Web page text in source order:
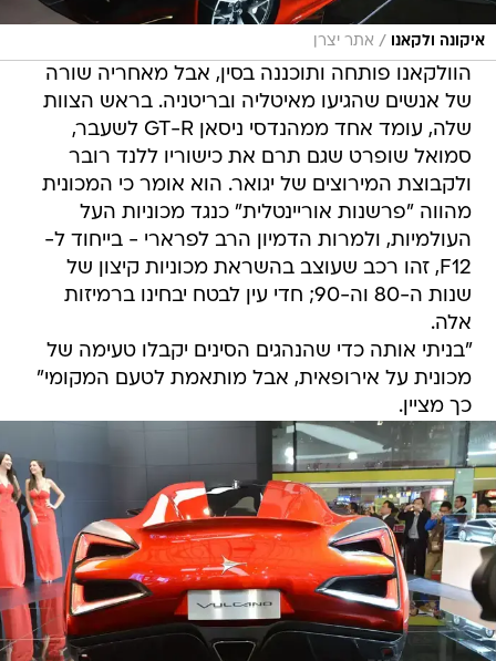
איקונה ולקאנו / אתר יצרן
הוולקאנו פותחה ותוכננה בסין, אבל מאחריה שורה
של אנשים שהגיעו מאיטליה ובריטניה. בראש הצוות
שלה, עומד אחד ממהנדסי ניסאן GT-R לשעבר,
סמואל שופרט שגם תרם את כישוריו ללנד רובר
ולקבוצת המירוצים של יגואר. הוא אומר כי המכונית
מהווה "פרשנות אוריינטלית" כנגד מכוניות העל
העולמיות, ולמרות הדמיון הרב לפרארי - בייחוד ל-
F12, זהו רכב שעוצב בהשראת מכוניות קיצון של
שנות ה-80 וה-90; חדי עין לבטח יבחינו ברמיזות
אלה.
"בניתי אותה כדי שהנהגים הסינים יקבלו טעימה של
מכונית על אירופאית, אבל מותאמת לטעם המקומי"
כך מציין.